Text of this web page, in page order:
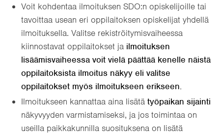
Voit kohdentaa ilmoituksen SDO:n opiskelijoille tai
tavoittaa usean eri oppilaitoksen opiskelijat yhdellä
ilmoituksella. Valitse rekiströitymisvaiheessa
kiinnostavat oppilaitokset ja ilmoituksen
lisäämisvaiheessa voit vielä päättää kenelle näistä
oppilaitoksista ilmoitus näkyy eli valitse
oppilaitokset myös ilmoitukseen erikseen.
Ilmoitukseen kannattaa aina lisätä työpaikan sijainti
näkyvyyden varmistamiseksi, ja jos toimintaa on
useilla paikkakunnilla suosituksena on lisätä